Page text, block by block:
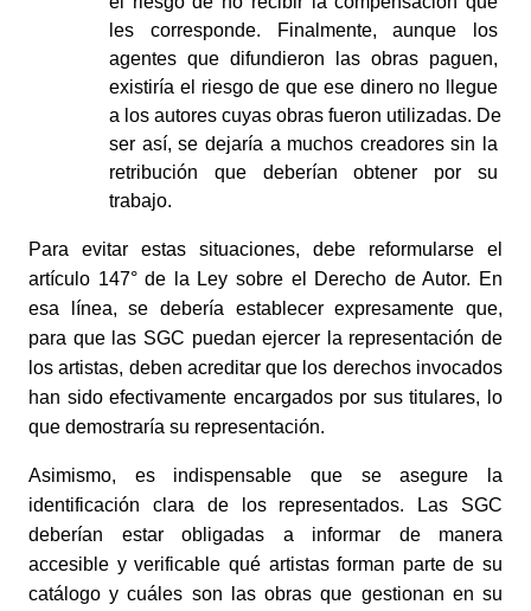
les corresponde. Finalmente, aunque los
agentes que difundieron las obras paguen,
existiría el riesgo de que ese dinero no llegue
a los autores cuyas obras fueron utilizadas. De
ser así, se dejaría a muchos creadores sin la
retribución que deberían obtener por su
trabajo.
Para evitar estas situaciones, debe reformularse el
artículo 147° de la Ley sobre el Derecho de Autor. En
esa línea, se debería establecer expresamente que,
para que las SGC puedan ejercer la representación de
los artistas, deben acreditar que los derechos invocados
han sido efectivamente encargados por sus titulares, lo
que demostraría su representación.
Asimismo, es indispensable que se asegure la
identificación clara de los representados. Las SGC
deberían estar obligadas a informar de manera
accesible y verificable qué artistas forman parte de su
catálogo y cuáles son las obras que gestionan en su